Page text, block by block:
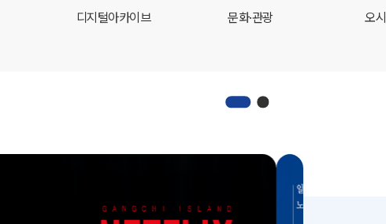
디지털아카이브 문화·관광 오